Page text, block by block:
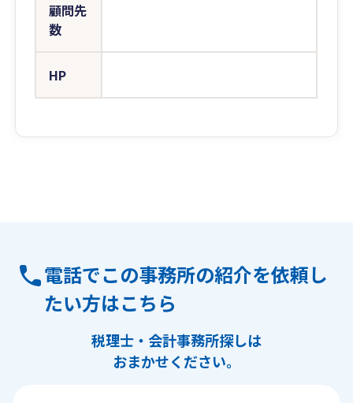
顧問先
数
HP
電話でこの事務所の紹介を依頼し
たい方はこちら
税理士・会計事務所探しは
おまかせください。